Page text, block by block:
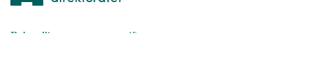
Behandling av personuppgifter